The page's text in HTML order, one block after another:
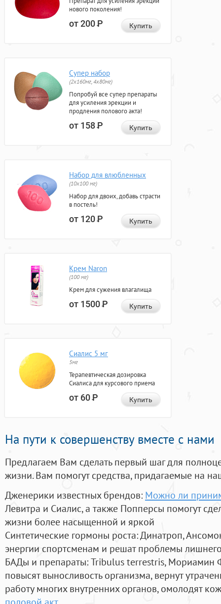
нового поколения!
от 200Р Купить
Супер набор
(2х160мг, 4х80мг)
Попробуй все супер препараты
для усиления эрекции и
продления полового акта!
от 158Р Купить
Набор для влюбленных
(10х100 мг)
Набор для двоих, добавь страсти
в постель!
от 120Р Купить
Крем Naron
(100 мг)
Крем для сужения влагалища
от 1500Р Купить
Сиалис 5 мг
5мг
Терапевтическая дозировка
Сиалиса для курсового приема
от 60Р Купить
На пути к совершенству вместе с нами
Предлагаем Вам сделать первый шаг для
жизни. Вам помогут средства, придагаемые на
Дженерики известных брендов: Можно ли
Левитра и Сиалис, а также Попперсы помогут
жизни более насыщенной и яркой
Синтетические гормоны роста: Динатроп,
энергии спортсменам и решат проблемы
БАДы и препараты:Tribulus terrestris, Мориамин
повысят выносливость организма, вернут
работу многих внутренних органов, омолодят